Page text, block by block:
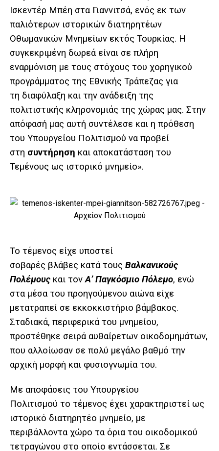
Ισκεντέρ Μπέη στα Γιαννιτσά, ενός εκ των
παλιότερων ιστορικών διατηρητέων
Οθωμανικών Μνημείων εκτός Τουρκίας. Η
συγκεκριμένη δωρεά είναι σε πλήρη
εναρμόνιση με τους στόχους του χορηγικού
προγράμματος της Εθνικής Τράπεζας για
τη διαφύλαξη και την ανάδειξη της
πολιτιστικής κληρονομιάς της χώρας μας. Στην
απόφασή μας αυτή συντέλεσε και η πρόθεση
του Υπουργείου Πολιτισμού να προβεί
στη συντήρηση και αποκατάσταση του
Τεμένους ως ιστορικό μνημείο».
Το τέμενος είχε υποστεί
σοβαρές βλάβες κατά τους Βαλκανικούς
Πολέμους και τονΑ’ Παγκόσμιο Πόλεμο, ενώ
στα μέσα του προηγούμενου αιώνα είχε
μετατραπεί σε εκκοκκιστήριο βάμβακος.
Σταδιακά, περιφερικά του μνημείου,
προστέθηκε σειρά αυθαίρετων οικοδομημάτων,
που αλλοίωσαν σε πολύ μεγάλο βαθμό την
αρχική μορφή και φυσιογνωμία του.
Με αποφάσεις του Υπουργείου
Πολιτισμού το τέμενος έχει χαρακτηριστεί ως
ιστορικό διατηρητέο μνημείο, με
περιβάλλοντα χώρο τα όρια του οικοδομικού
τετραγώνου στο οποίο εντάσσεται. Σε